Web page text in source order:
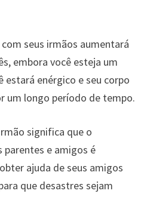
seus irmãos aumentará
embora você esteja um
enérgico e seu corpo
um longo período de tempo.
significa que o
parentes e amigos é
ajuda de seus amigos
que desastres sejam